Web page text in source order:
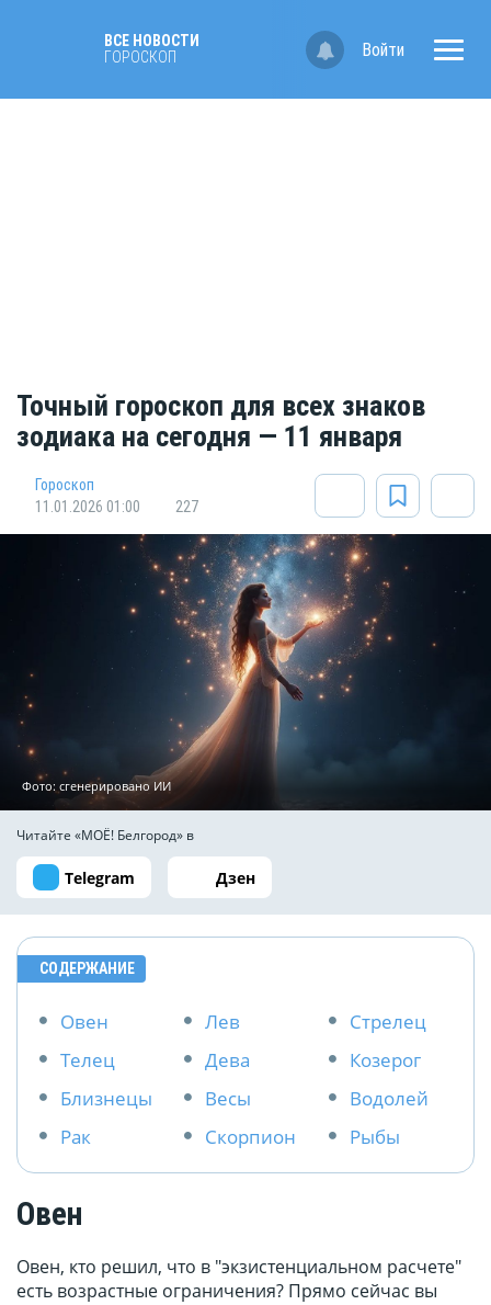
ВСЕ НОВОСТИ
ГОРОСКОП
Войти
Точный гороскоп для всех знаков
зодиака на сегодня — 11 января
Гороскоп
11.01.2026 01:00
227
Фото: сгенерировано ИИ
Читайте «МОЁ! Белгород» в
Telegram Дзен
СОДЕРЖАНИЕ
Овен
Телец
Близнецы
Рак
Лев
Дева
Весы
Скорпион
Стрелец
Козерог
Водолей
Рыбы
Овен
Овен, кто решил, что в "экзистенциальном расчете"
есть возрастные ограничения? Прямо сейчас вы